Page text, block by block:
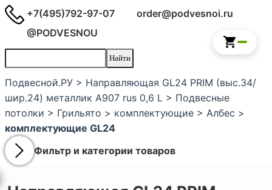
+7(495)792-97-07
order@podvesnoi.ru
@PODVESNOU
Подвесной.РУ > Направляющая GL24 PRIM (выс.34/
шир.24) металлик А907 rus 0,6 L > Подвесные
потолки > Грильято > комплектующие > Албес >
комплектующие GL24
Фильтр и категории товаров